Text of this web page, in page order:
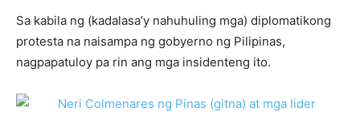
Sa kabila ng (kadalasa’y nahuhuling mga) diplomatikong
protesta na naisampa ng gobyerno ng Pilipinas,
nagpapatuloy pa rin ang mga insidenteng ito.